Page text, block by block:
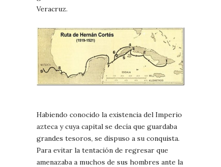
Veracruz.
Habiendo conocido la existencia del Imperio
azteca y cuya capital se decía que guardaba
grandes tesoros, se dispuso a su conquista.
Para evitar la tentación de regresar que
amenazaba a muchos de sus hombres ante la